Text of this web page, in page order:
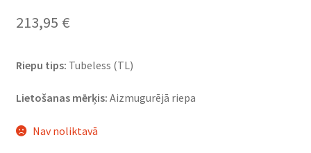
213,95 €
Riepu tips: Tubeless (TL)
Lietošanas mērķis: Aizmugurējā riepa
Nav noliktavā